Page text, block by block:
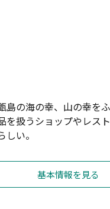
島の海の幸、山の幸を
を扱うショップやレス
しい。
基本情報を見る